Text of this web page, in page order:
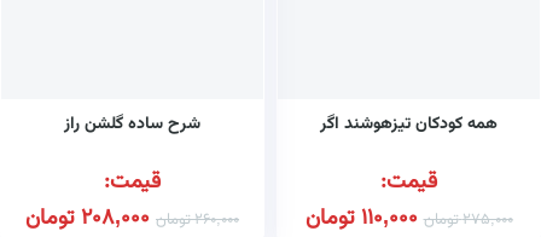
همه کودکان تیزهوشند اگر
قیمت:
275,000تومان 110,000تومان
شرح ساده گلشن راز
قیمت:
260,000تومان 208,000تومان